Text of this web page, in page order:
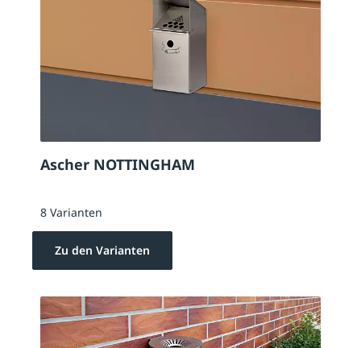
Ascher NOTTINGHAM
8 Varianten
Zu den Varianten